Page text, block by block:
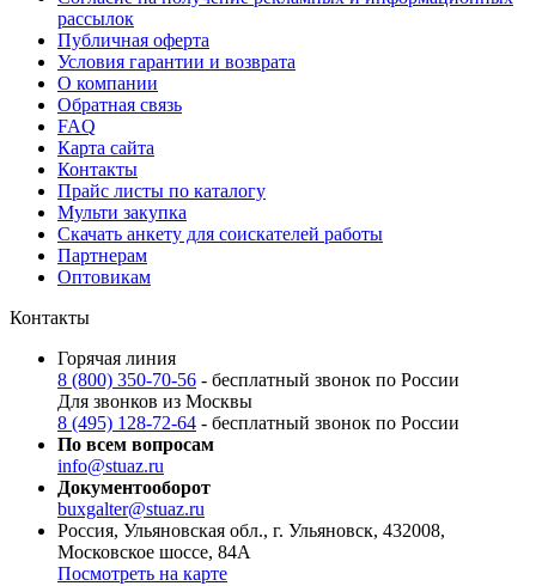
рассылок
Публичная оферта
Условия гарантии и возврата
О компании
Обратная связь
FAQ
Карта сайта
Контакты
Прайс листы по каталогу
Мульти закупка
Скачать анкету для соискателей работы
Партнерам
Оптовикам
Контакты
Горячая линия
8 (800) 350-70-56 - бесплатный звонок по России
Для звонков из Москвы
8 (495) 128-72-64 - бесплатный звонок по России
По всем вопросам
info@stuaz.ru
Документооборот
buxgalter@stuaz.ru
Россия, Ульяновская обл., г. Ульяновск, 432008,
Московское шоссе, 84А
Посмотреть на карте